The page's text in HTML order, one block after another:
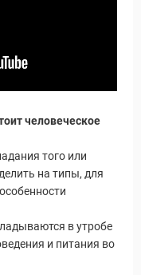
человеческое
того или
на типы, для
в утробе
и питания во